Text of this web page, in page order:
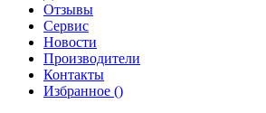
Отзывы
Сервис
Новости
Производители
Контакты
Избранное ()